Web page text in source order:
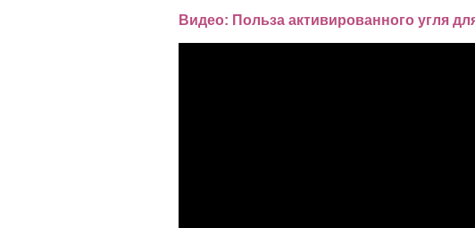
Видео: Польза активированного угля